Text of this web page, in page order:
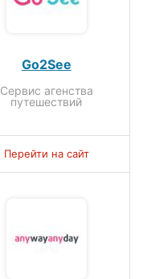
Go2See
Сервис агенства
путешествий
Перейти на сайт